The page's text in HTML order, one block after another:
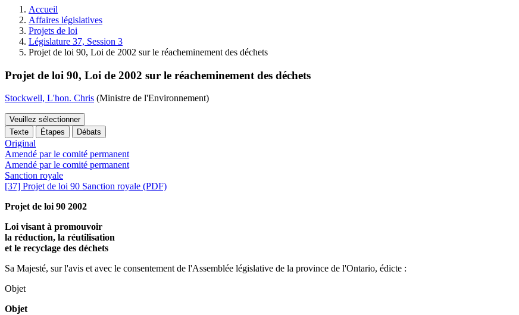
l'Assemblée
législative.
Accueil
Affaires législatives
Projets de loi
Législature 37, Session 3
Projet de loi 90, Loi de 2002 sur le réacheminement des déchets
Projet de loi 90, Loi de 2002 sur le réacheminement des déchets
Stockwell, L'hon. Chris (Ministre de l'Environnement)
Veuillez sélectionner
Texte
Étapes Débats
Original
Amendé par le comité permanent
Amendé par le comité permanent
Sanction royale
[37] Projet de loi 90 Sanction royale (PDF)
Projet de loi 90 2002
Loi visant à promouvoir
la réduction, la réutilisation
et le recyclage des déchets
Sa Majesté, sur l'avis et avec le consentement de l'Assemblée législative de la province de l'Ontario, édicte :
Objet
Objet